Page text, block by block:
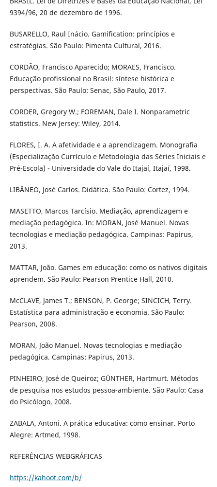
9394/96, 20 de dezembro de 1996.
BUSARELLO, Raul Inácio. Gamification: princípios e
estratégias. São Paulo: Pimenta Cultural, 2016.
CORDÃO, Francisco Aparecido; MORAES, Francisco.
Educação profissional no Brasil: síntese histórica e
perspectivas. São Paulo: Senac, São Paulo, 2017.
CORDER, Gregory W.; FOREMAN, Dale I. Nonparametric
statistics. New Jersey: Wiley, 2014.
FLORES, I. A. A afetividade e a aprendizagem. Monografia
(Especialização Currículo e Metodologia das Séries Iniciais e
Pré-Escola) - Universidade do Vale do Itajaí, Itajaí, 1998.
LIBÂNEO, José Carlos. Didática. São Paulo: Cortez, 1994.
MASETTO, Marcos Tarcísio. Mediação, aprendizagem e
mediação pedagógica. In: MORAN, José Manuel. Novas
tecnologias e mediação pedagógica. Campinas: Papirus,
2013.
MATTAR, João. Games em educação: como os nativos digitais
aprendem. São Paulo: Pearson Prentice Hall, 2010.
McCLAVE, James T.; BENSON, P. George; SINCICH, Terry.
Estatística para administração e economia. São Paulo:
Pearson, 2008.
MORAN, João Manuel. Novas tecnologias e mediação
pedagógica. Campinas: Papirus, 2013.
PINHEIRO, José de Queiroz; GÜNTHER, Hartmurt. Métodos
de pesquisa nos estudos pessoa-ambiente. São Paulo: Casa
do Psicólogo, 2008.
ZABALA, Antoni. A prática educativa: como ensinar. Porto
Alegre: Artmed, 1998.
REFERÊNCIAS WEBGRÁFICAS
https://kahoot.com/b/